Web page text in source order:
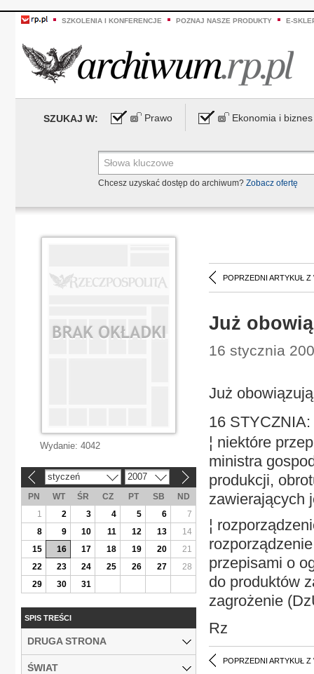
SZKOLENIA I KONFERENCJE POZNAJ NASZE PRODUKTY E-
SZUKAJ W: Prawo Ekonomia i biznes
Chcesz uzyskać dostęp do archiwum? Zobacz ofertę
POPRZEDNI ARTYKUŁ Z
Już
16 stycznia
Już obowiązują
16
¦ niektóre
ministra
produkcji,
zawierających
¦
przepisami o
do produktów
zagrożenie
Rz
POPRZEDNI ARTYKUŁ Z
Wydanie: 4042
styczeń 2007
PN WT ŚR CZ PT SB
ND
1
2 3 4 5 6
7
8
9 10 11 12 13
14
15
16 17 18 19 20
21
22
23 24 25 26 27
28
29
30 31
SPIS TREŚCI
DRUGA STRONA
ŚWIAT